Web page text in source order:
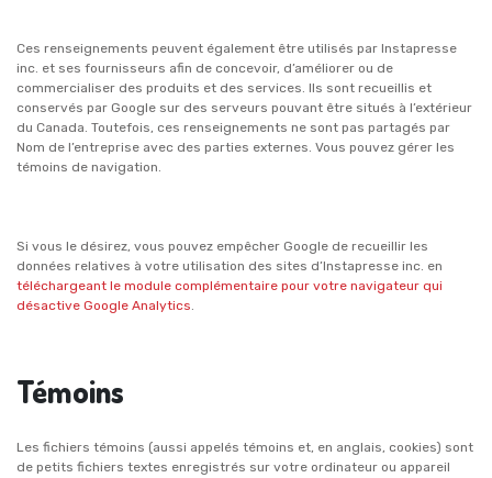
Ces renseignements peuvent également être utilisés par Instapresse
inc. et ses fournisseurs afin de concevoir, d’améliorer ou de
commercialiser des produits et des services. Ils sont recueillis et
conservés par Google sur des serveurs pouvant être situés à l’extérieur
du Canada. Toutefois, ces renseignements ne sont pas partagés par
Nom de l’entreprise avec des parties externes. Vous pouvez gérer les
témoins de navigation.
Si vous le désirez, vous pouvez empêcher Google de recueillir les
données relatives à votre utilisation des sites d’Instapresse inc. en
téléchargeant le module complémentaire pour votre navigateur qui
désactive Google Analytics.
Témoins
Les fichiers témoins (aussi appelés témoins et, en anglais, cookies) sont
de petits fichiers textes enregistrés sur votre ordinateur ou appareil